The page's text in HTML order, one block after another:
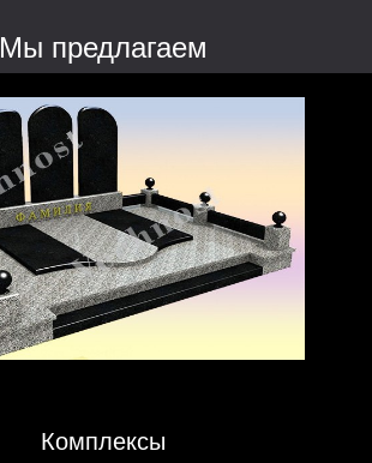
Мы предлагаем
Комплексы